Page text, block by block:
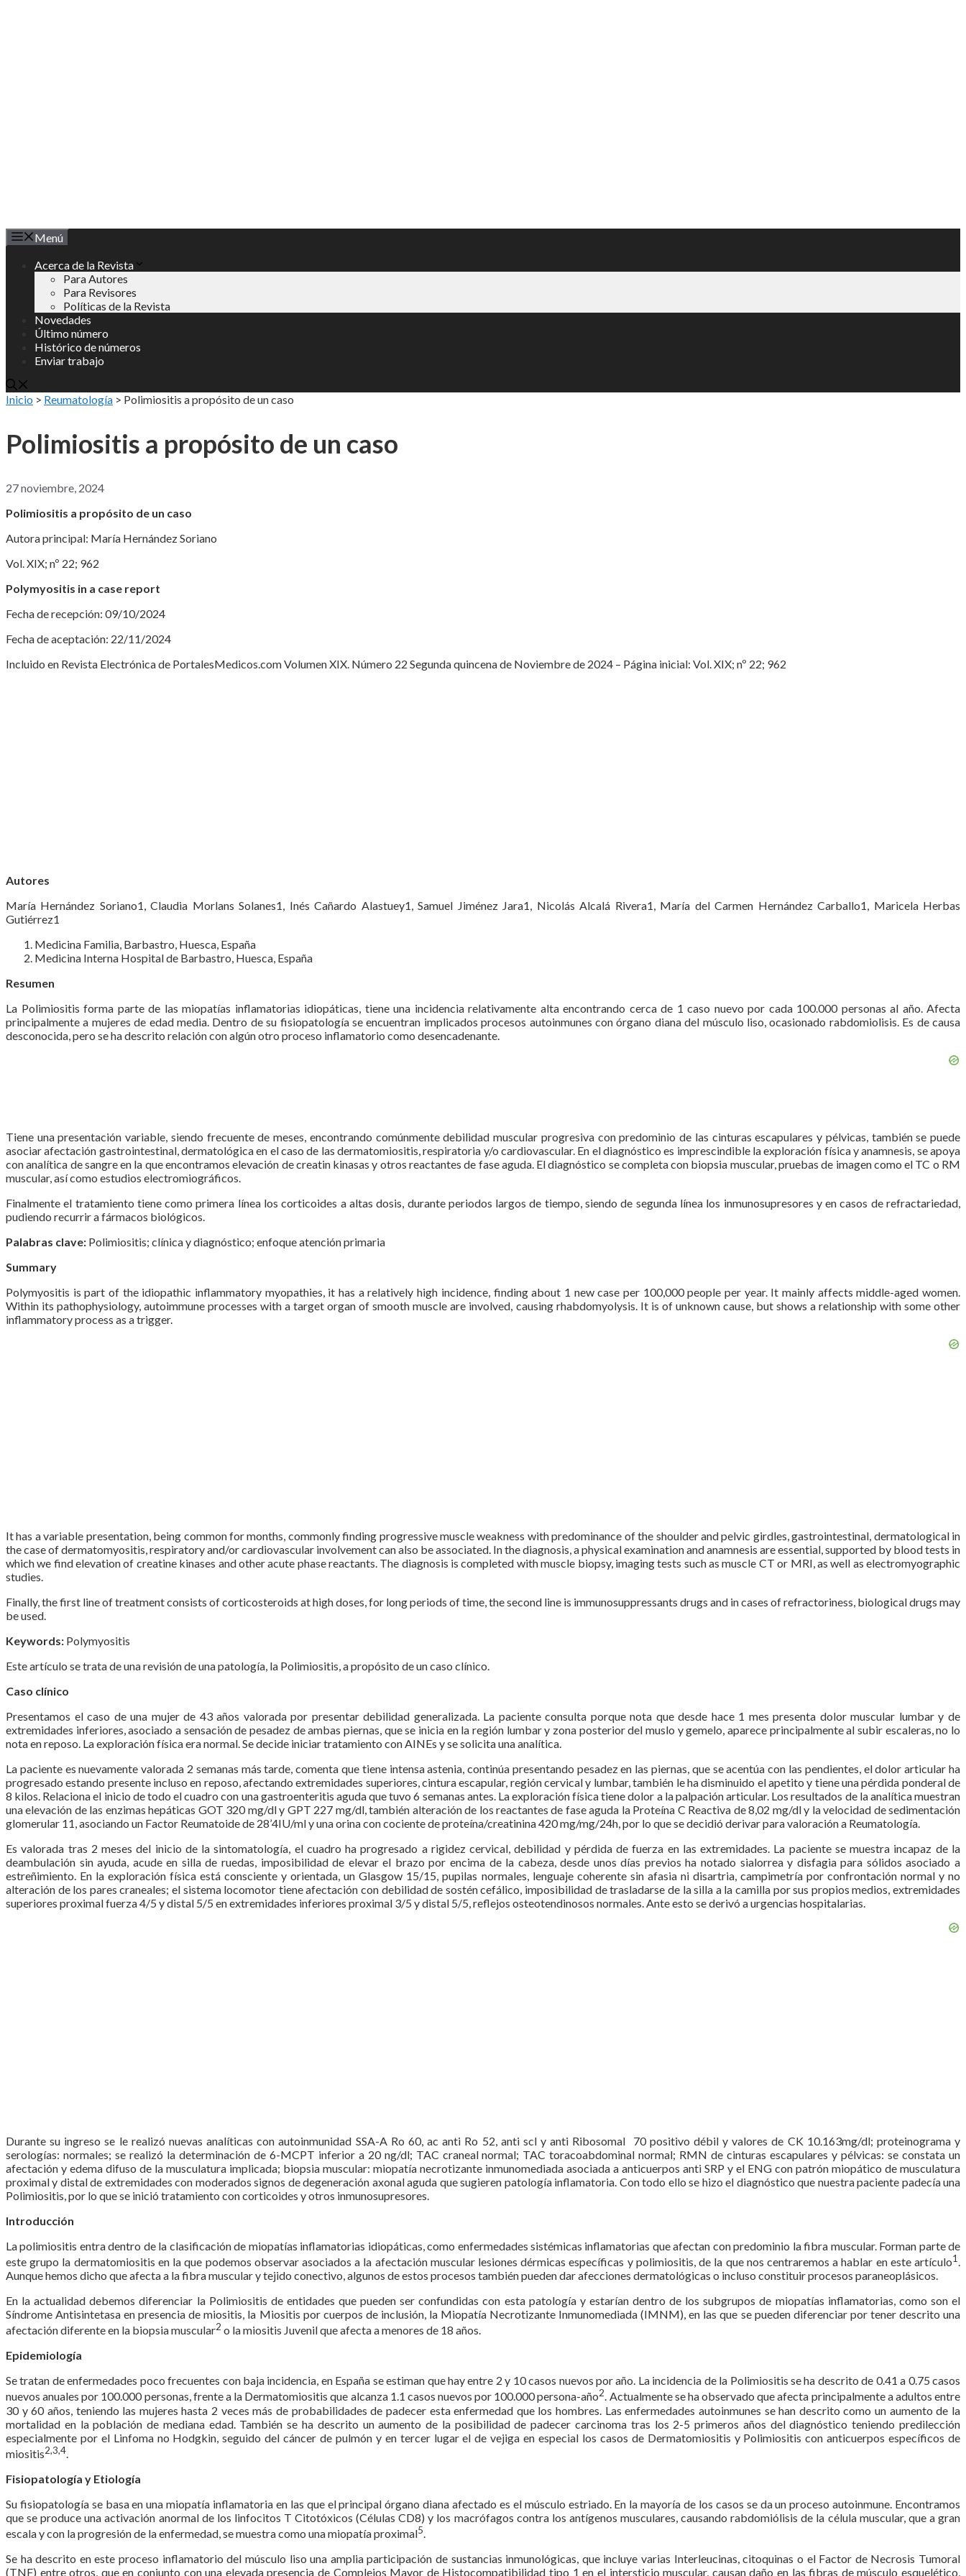
Menú
Acerca de la Revista
Para Autores
Para Revisores
Políticas de la Revista
Novedades
Último número
Histórico de números
Enviar trabajo
Inicio > Reumatología > Polimiositis a propósito de un caso
Polimiositis a propósito de un caso
27 noviembre, 2024
Polimiositis a propósito de un caso
Autora principal: María Hernández Soriano
Vol. XIX; nº 22; 962
Polymyositis in a case report
Fecha de recepción: 09/10/2024
Fecha de aceptación: 22/11/2024
Incluido en Revista Electrónica de PortalesMedicos.com Volumen XIX. Número 22 Segunda quincena de Noviembre de 2024 – Página inicial: Vol. XIX; nº 22; 962
Autores
María Hernández Soriano1, Claudia Morlans Solanes1, Inés Cañardo Alastuey1, Samuel Jiménez Jara1, Nicolás Alcalá Rivera1, María del Carmen Hernández Carballo1, Maricela Herbas
Gutiérrez1
Medicina Familia, Barbastro, Huesca, España
Medicina Interna Hospital de Barbastro, Huesca, España
Resumen
La Polimiositis forma parte de las miopatías inflamatorias idiopáticas, tiene una incidencia relativamente alta encontrando cerca de 1 caso nuevo por cada 100.000 personas al año. Afecta
principalmente a mujeres de edad media. Dentro de su fisiopatología se encuentran implicados procesos autoinmunes con órgano diana del músculo liso, ocasionado rabdomiolisis. Es de causa
desconocida, pero se ha descrito relación con algún otro proceso inflamatorio como desencadenante.
Tiene una presentación variable, siendo frecuente de meses, encontrando comúnmente debilidad muscular progresiva con predominio de las cinturas escapulares y pélvicas, también se puede
asociar afectación gastrointestinal, dermatológica en el caso de las dermatomiositis, respiratoria y/o cardiovascular. En el diagnóstico es imprescindible la exploración física y anamnesis, se apoya
con analítica de sangre en la que encontramos elevación de creatin kinasas y otros reactantes de fase aguda. El diagnóstico se completa con biopsia muscular, pruebas de imagen como el TC o RM
muscular, así como estudios electromiográficos.
Finalmente el tratamiento tiene como primera línea los corticoides a altas dosis, durante periodos largos de tiempo, siendo de segunda línea los inmunosupresores y en casos de refractariedad,
pudiendo recurrir a fármacos biológicos.
Palabras clave: Polimiositis; clínica y diagnóstico; enfoque atención primaria
Summary
Polymyositis is part of the idiopathic inflammatory myopathies, it has a relatively high incidence, finding about 1 new case per 100,000 people per year. It mainly affects middle-aged women.
Within its pathophysiology, autoimmune processes with a target organ of smooth muscle are involved, causing rhabdomyolysis. It is of unknown cause, but shows a relationship with some other
inflammatory process as a trigger.
It has a variable presentation, being common for months, commonly finding progressive muscle weakness with predominance of the shoulder and pelvic girdles, gastrointestinal, dermatological in
the case of dermatomyositis, respiratory and/or cardiovascular involvement can also be associated. In the diagnosis, a physical examination and anamnesis are essential, supported by blood tests in
which we find elevation of creatine kinases and other acute phase reactants. The diagnosis is completed with muscle biopsy, imaging tests such as muscle CT or MRI, as well as electromyographic
studies.
Finally, the first line of treatment consists of corticosteroids at high doses, for long periods of time, the second line is immunosuppressants drugs and in cases of refractoriness, biological drugs may
be used.
Keywords: Polymyositis
Este artículo se trata de una revisión de una patología, la Polimiositis, a propósito de un caso clínico.
Caso clínico
Presentamos el caso de una mujer de 43 años valorada por presentar debilidad generalizada. La paciente consulta porque nota que desde hace 1 mes presenta dolor muscular lumbar y de
extremidades inferiores, asociado a sensación de pesadez de ambas piernas, que se inicia en la región lumbar y zona posterior del muslo y gemelo, aparece principalmente al subir escaleras, no lo
nota en reposo. La exploración física era normal. Se decide iniciar tratamiento con AINEs y se solicita una analítica.
La paciente es nuevamente valorada 2 semanas más tarde, comenta que tiene intensa astenia, continúa presentando pesadez en las piernas, que se acentúa con las pendientes, el dolor articular ha
progresado estando presente incluso en reposo, afectando extremidades superiores, cintura escapular, región cervical y lumbar, también le ha disminuido el apetito y tiene una pérdida ponderal de
8 kilos. Relaciona el inicio de todo el cuadro con una gastroenteritis aguda que tuvo 6 semanas antes. La exploración física tiene dolor a la palpación articular. Los resultados de la analítica muestran
una elevación de las enzimas hepáticas GOT 320 mg/dl y GPT 227 mg/dl, también alteración de los reactantes de fase aguda la Proteína C Reactiva de 8,02 mg/dl y la velocidad de sedimentación
glomerular 11, asociando un Factor Reumatoide de 28’4IU/ml y una orina con cociente de proteína/creatinina 420 mg/mg/24h, por lo que se decidió derivar para valoración a Reumatología.
Es valorada tras 2 meses del inicio de la sintomatología, el cuadro ha progresado a rigidez cervical, debilidad y pérdida de fuerza en las extremidades. La paciente se muestra incapaz de la
deambulación sin ayuda, acude en silla de ruedas, imposibilidad de elevar el brazo por encima de la cabeza, desde unos días previos ha notado sialorrea y disfagia para sólidos asociado a
estreñimiento. En la exploración física está consciente y orientada, un Glasgow 15/15, pupilas normales, lenguaje coherente sin afasia ni disartria, campimetría por confrontación normal y no
alteración de los pares craneales; el sistema locomotor tiene afectación con debilidad de sostén cefálico, imposibilidad de trasladarse de la silla a la camilla por sus propios medios, extremidades
superiores proximal fuerza 4/5 y distal 5/5 en extremidades inferiores proximal 3/5 y distal 5/5, reflejos osteotendinosos normales. Ante esto se derivó a urgencias hospitalarias.
Durante su ingreso se le realizó nuevas analíticas con autoinmunidad SSA-A Ro 60, ac anti Ro 52, anti scl y anti Ribosomal 70 positivo débil y valores de CK 10.163mg/dl; proteinograma y
serologías: normales; se realizó la determinación de 6-MCPT inferior a 20 ng/dl; TAC craneal normal; TAC toracoabdominal normal; RMN de cinturas escapulares y pélvicas: se constata un
afectación y edema difuso de la musculatura implicada; biopsia muscular: miopatía necrotizante inmunomediada asociada a anticuerpos anti SRP y el ENG con patrón miopático de musculatura
proximal y distal de extremidades con moderados signos de degeneración axonal aguda que sugieren patología inflamatoria. Con todo ello se hizo el diagnóstico que nuestra paciente padecía una
Polimiositis, por lo que se inició tratamiento con corticoides y otros inmunosupresores.
Introducción
La polimiositis entra dentro de la clasificación de miopatías inflamatorias idiopáticas, como enfermedades sistémicas inflamatorias que afectan con predominio la fibra muscular. Forman parte de
este grupo la dermatomiositis en la que podemos observar asociados a la afectación muscular lesiones dérmicas específicas y polimiositis, de la que nos centraremos a hablar en este artículo1.
Aunque hemos dicho que afecta a la fibra muscular y tejido conectivo, algunos de estos procesos también pueden dar afecciones dermatológicas o incluso constituir procesos paraneoplásicos.
En la actualidad debemos diferenciar la Polimiositis de entidades que pueden ser confundidas con esta patología y estarían dentro de los subgrupos de miopatías inflamatorias, como son el
Síndrome Antisintetasa en presencia de miositis, la Miositis por cuerpos de inclusión, la Miopatía Necrotizante Inmunomediada (IMNM), en las que se pueden diferenciar por tener descrito una
afectación diferente en la biopsia muscular2 o la miositis Juvenil que afecta a menores de 18 años.
Epidemiología
Se tratan de enfermedades poco frecuentes con baja incidencia, en España se estiman que hay entre 2 y 10 casos nuevos por año. La incidencia de la Polimiositis se ha descrito de 0.41 a 0.75 casos
nuevos anuales por 100.000 personas, frente a la Dermatomiositis que alcanza 1.1 casos nuevos por 100.000 persona-año2. Actualmente se ha observado que afecta principalmente a adultos entre
30 y 60 años, teniendo las mujeres hasta 2 veces más de probabilidades de padecer esta enfermedad que los hombres. Las enfermedades autoinmunes se han descrito como un aumento de la
mortalidad en la población de mediana edad. También se ha descrito un aumento de la posibilidad de padecer carcinoma tras los 2-5 primeros años del diagnóstico teniendo predilección
especialmente por el Linfoma no Hodgkin, seguido del cáncer de pulmón y en tercer lugar el de vejiga en especial los casos de Dermatomiositis y Polimiositis con anticuerpos específicos de
miositis2,3,4.
Fisiopatología y Etiología
Su fisiopatología se basa en una miopatía inflamatoria en las que el principal órgano diana afectado es el músculo estriado. En la mayoría de los casos se da un proceso autoinmune. Encontramos
que se produce una activación anormal de los linfocitos T Citotóxicos (Células CD8) y los macrófagos contra los antígenos musculares, causando rabdomiólisis de la célula muscular, que a gran
escala y con la progresión de la enfermedad, se muestra como una miopatía proximal5.
Se ha descrito en este proceso inflamatorio del músculo liso una amplia participación de sustancias inmunológicas, que incluye varias Interleucinas, citoquinas o el Factor de Necrosis Tumoral
(TNF) entre otros, que en conjunto con una elevada presencia de Complejos Mayor de Histocompatibilidad tipo 1 en el intersticio muscular, causan daño en las fibras de músculo esquelético,